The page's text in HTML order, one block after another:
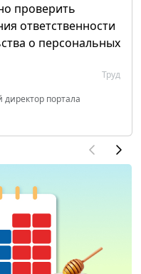
проверить
ответственности
о персональных
Труд
портала